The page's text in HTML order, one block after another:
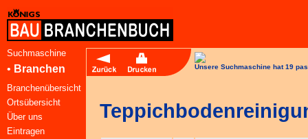
Suchmaschine
• Branchen
Branchenübersicht
Ortsübersicht
Über uns
Eintragen
Unsere Suchmaschine hat 19